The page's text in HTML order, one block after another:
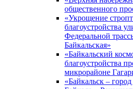
общественного
«Укрощение
благоустройства
Федеральной
Байкальская»
«Байкальский
благоустройства
микрорайоне
«Байкальск –